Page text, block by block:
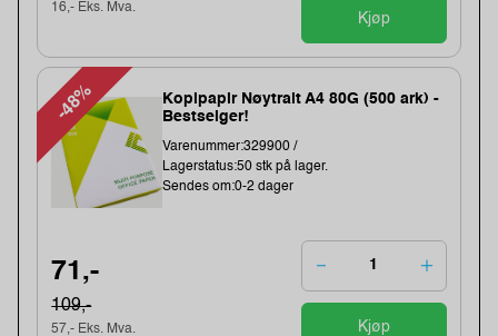
16,- Eks. Mva.
Kjøp
-48%
Kopipapir Nøytralt A4 80G (500 ark) -
Bestselger!
Varenummer:329900 /
Lagerstatus:50 stk på lager.
Sendes om:0-2 dager
71,-
109,-
57,- Eks. Mva. Kjøp